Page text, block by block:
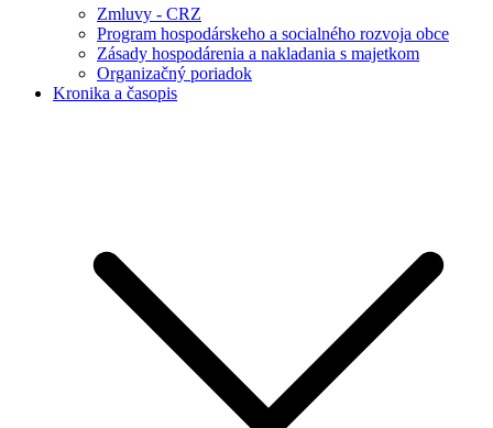
Zmluvy - CRZ
Program hospodárskeho a socialného rozvoja obce
Zásady hospodárenia a nakladania s majetkom
Organizačný poriadok
Kronika a časopis